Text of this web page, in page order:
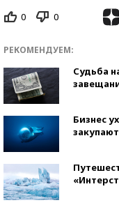
0 0
РЕКОМЕНДУЕМ:
Судьба
Бизнес